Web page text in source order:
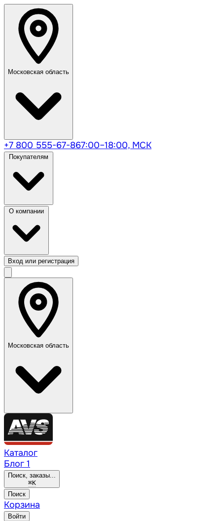
Московская область
+7 800 555-67-867:00–18:00, МСК
Вход или регистрация
Московская область
Каталог
Блог 1
Поиск, заказы...
⌘K
Поиск
Корзина
Войти